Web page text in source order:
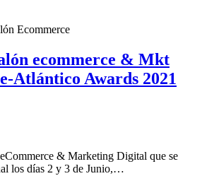
Ecommerce
ecommerce & Mkt
Atlántico Awards 2021
& Marketing Digital que se
los días 2 y 3 de Junio,…